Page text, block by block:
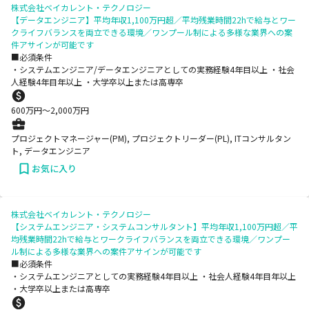
株式会社ベイカレント・テクノロジー
【データエンジニア】平均年収1,100万円超／平均残業時間22hで給与とワー
クライフバランスを両立できる環境／ワンプール制による多様な業界への案
件アサインが可能です
■必須条件
・システムエンジニア/データエンジニアとしての実務経験4年目以上 ・社会
人経験4年目年以上 ・大学卒以上または高専卒
600万円〜2,000万円
プロジェクトマネージャー(PM), プロジェクトリーダー(PL), ITコンサルタン
ト, データエンジニア
お気に入り
株式会社ベイカレント・テクノロジー
【システムエンジニア・システムコンサルタント】平均年収1,100万円超／平
均残業時間22hで給与とワークライフバランスを両立できる環境／ワンプー
ル制による多様な業界への案件アサインが可能です
■必須条件
・システムエンジニアとしての実務経験4年目以上 ・社会人経験4年目年以上
・大学卒以上または高専卒